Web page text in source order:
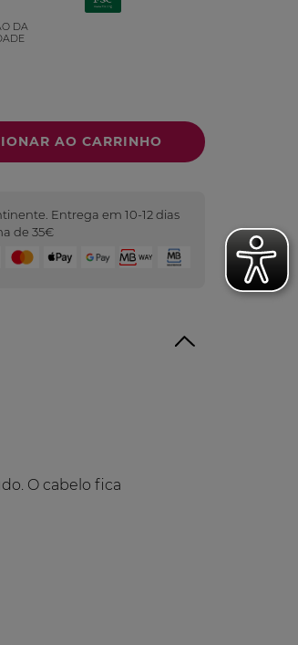
DA
Entrega em 10-12 dias
de 35€
O cabelo fica